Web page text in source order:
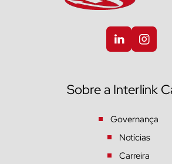
Sobre a Interlink
Governança
Notícias
Carreira